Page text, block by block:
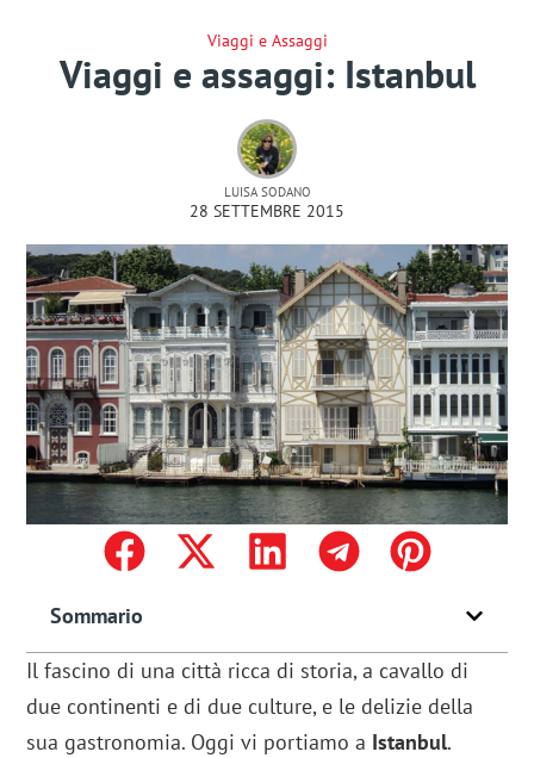
Viaggi e Assaggi
Viaggi e assaggi: Istanbul
LUISA SODANO
28 SETTEMBRE 2015
Sommario
Il fascino di una città ricca di storia, a cavallo di
due continenti e di due culture, e le delizie della
sua gastronomia. Oggi vi portiamo a Istanbul.